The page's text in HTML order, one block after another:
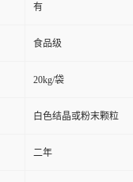
有
食品级
20kg/袋
白色结晶或粉末颗粒
二年